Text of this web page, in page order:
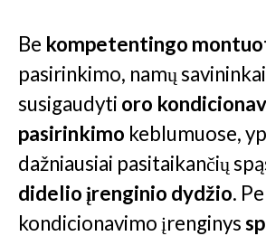
Be kompetentingo
pasirinkimo, namų
susigaudyti oro
pasirinkimo keblumuose,
dažniausiai pasitaikančių
didelio įrenginio dydžio.
kondicionavimo įrenginys